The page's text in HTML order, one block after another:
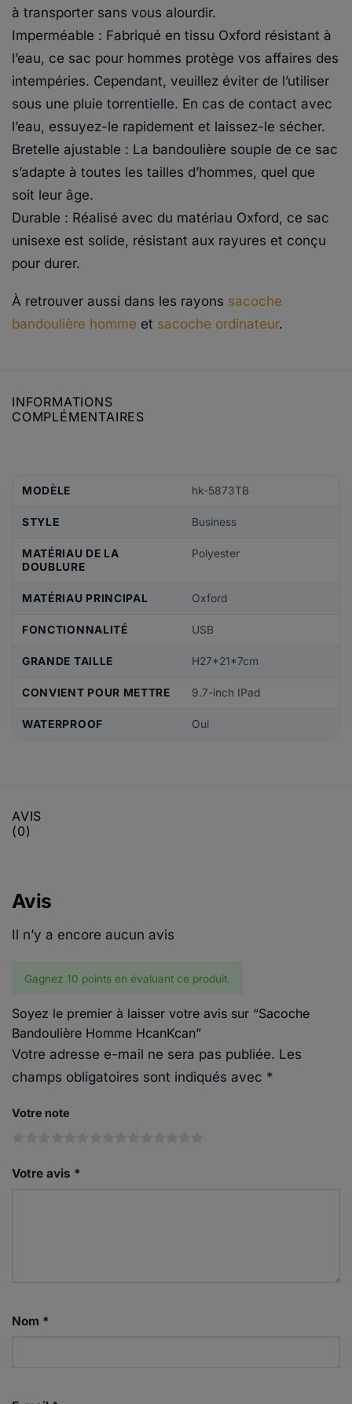
à transporter sans vous alourdir.
Imperméable : Fabriqué en tissu Oxford résistant à
l’eau, ce sac pour hommes protège vos affaires des
intempéries. Cependant, veuillez éviter de l’utiliser
sous une pluie torrentielle. En cas de contact avec
l’eau, essuyez-le rapidement et laissez-le sécher.
Bretelle ajustable : La bandoulière souple de ce sac
s’adapte à toutes les tailles d’hommes, quel que
soit leur âge.
Durable : Réalisé avec du matériau Oxford, ce sac
unisexe est solide, résistant aux rayures et conçu
pour durer.
À retrouver aussi dans les rayons sacoche
bandoulière homme et sacoche ordinateur.
INFORMATIONS
COMPLÉMENTAIRES
MODÈLE hk-5873TB
STYLE Business
MATÉRIAU DE LA
DOUBLURE
Polyester
MATÉRIAU PRINCIPAL Oxford
FONCTIONNALITÉ USB
GRANDE TAILLE H27*21*7cm
CONVIENT POUR METTRE 9.7-inch IPad
WATERPROOF Oui
AVIS
(0)
Avis
Il n’y a encore aucun avis
Gagnez 10 points en évaluant ce produit.
Soyez le premier à laisser votre avis sur “Sacoche
Bandoulière Homme HcanKcan”
Votre adresse e-mail ne sera pas publiée. Les
champs obligatoires sont indiqués avec *
Votre note
Votre avis *
Nom *